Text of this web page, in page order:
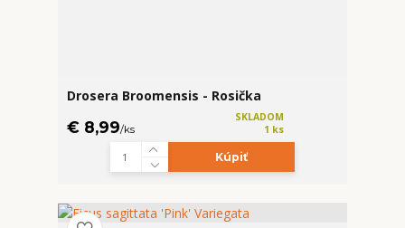
Drosera Broomensis - Rosička
€ 8,99/ks
SKLADOM
1 ks
Kúpiť